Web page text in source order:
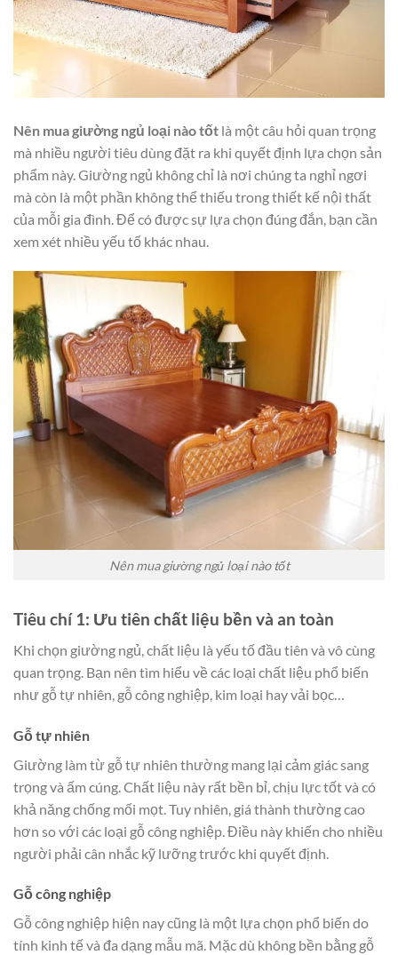
Nên mua giường ngủ loại nào tốt là một câu hỏi quan trọng
mà nhiều người tiêu dùng đặt ra khi quyết định lựa chọn sản
phẩm này. Giường ngủ không chỉ là nơi chúng ta nghỉ ngơi
mà còn là một phần không thể thiếu trong thiết kế nội thất
của mỗi gia đình. Để có được sự lựa chọn đúng đắn, bạn cần
xem xét nhiều yếu tố khác nhau.
Nên mua giường ngủ loại nào tốt
Tiêu chí 1: Ưu tiên chất liệu bền và an toàn
Khi chọn giường ngủ, chất liệu là yếu tố đầu tiên và vô cùng
quan trọng. Bạn nên tìm hiểu về các loại chất liệu phổ biến
như gỗ tự nhiên, gỗ công nghiệp, kim loại hay vải bọc…
Gỗ tự nhiên
Giường làm từ gỗ tự nhiên thường mang lại cảm giác sang
trọng và ấm cúng. Chất liệu này rất bền bỉ, chịu lực tốt và có
khả năng chống mối mọt. Tuy nhiên, giá thành thường cao
hơn so với các loại gỗ công nghiệp. Điều này khiến cho nhiều
người phải cân nhắc kỹ lưỡng trước khi quyết định.
Gỗ công nghiệp
Gỗ công nghiệp hiện nay cũng là một lựa chọn phổ biến do
tính kinh tế và đa dạng mẫu mã. Mặc dù không bền bằng gỗ